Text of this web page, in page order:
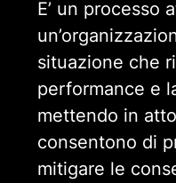
E’ un processo
situazione che
performance e
mettendo in
consentono di
mitigare le